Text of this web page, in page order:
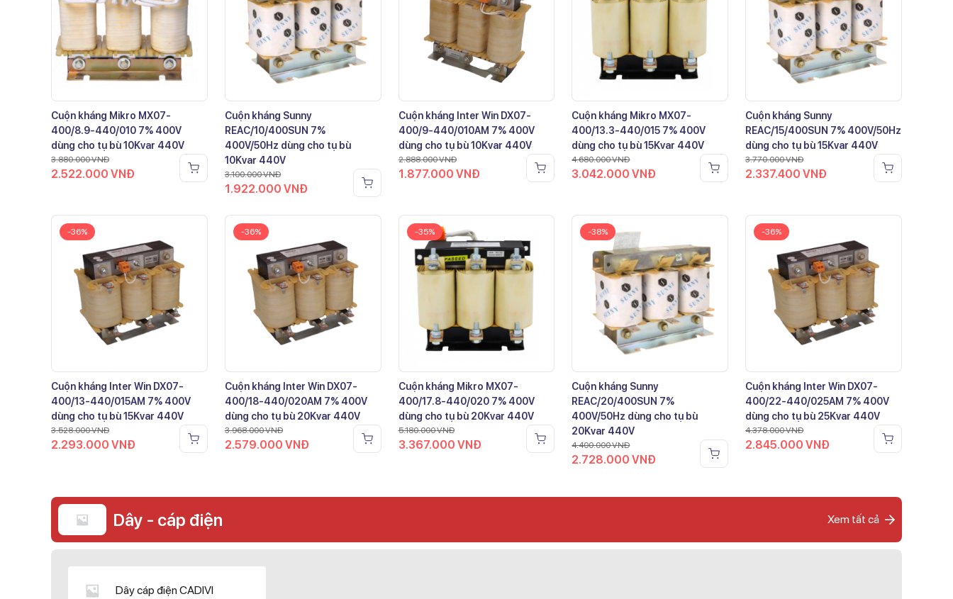
Cuộn kháng Mikro MX07-
400/8.9-440/010 7% 400V
dùng cho tụ bù 10Kvar 440V
3.880.000VNĐ
2.522.000 VNĐ
Cuộn kháng Sunny
REAC/10/400SUN 7%
400V/50Hz dùng cho tụ bù
10Kvar 440V
3.100.000VNĐ
1.922.000 VNĐ
Cuộn kháng Inter Win DX07-
400/9-440/010AM 7% 400V
dùng cho tụ bù 10Kvar 440V
2.888.000VNĐ
1.877.000 VNĐ
Cuộn kháng Mikro MX07-
400/13.3-440/015 7% 400V
dùng cho tụ bù 15Kvar 440V
4.680.000VNĐ
3.042.000VNĐ
Cuộn kháng Sunny
REAC/15/400SUN 7% 400V/50Hz
dùng cho tụ bù 15Kvar 440V
3.770.000VNĐ
2.337.400VNĐ
-36%
Cuộn kháng Inter Win DX07-
400/13-440/015AM 7% 400V
dùng cho tụ bù 15Kvar 440V
3.528.000VNĐ
2.293.000 VNĐ
-36%
Cuộn kháng Inter Win DX07-
400/18-440/020AM 7% 400V
dùng cho tụ bù 20Kvar 440V
3.968.000VNĐ
2.579.000 VNĐ
-35%
Cuộn kháng Mikro MX07-
400/17.8-440/020 7% 400V
dùng cho tụ bù 20Kvar 440V
5.180.000VNĐ
3.367.000 VNĐ
-38%
Cuộn kháng Sunny
REAC/20/400SUN 7%
400V/50Hz dùng cho tụ bù
20Kvar 440V
4.400.000VNĐ
2.728.000VNĐ
-36%
Cuộn kháng Inter Win DX07-
400/22-440/025AM 7% 400V
dùng cho tụ bù 25Kvar 440V
4.378.000VNĐ
2.845.000VNĐ
Dây - cáp điện Xem tất cả
Dây cáp điện CADIVI